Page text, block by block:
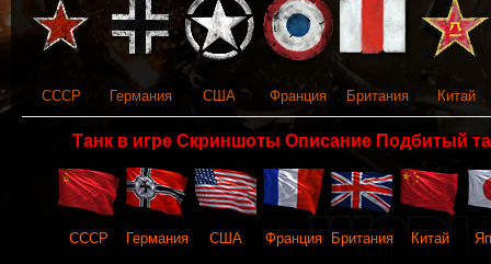
СССР Германия США Франция Британия Китай
Танк в игре Скриншоты Описание Подбитый
СССР Германия США Франция Британия Китай